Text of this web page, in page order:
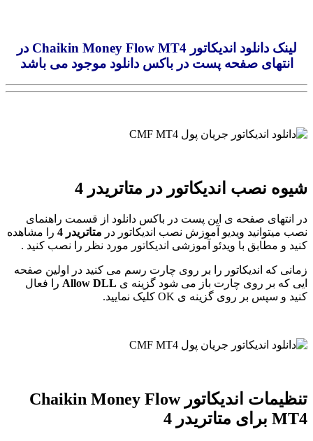
لینک دانلود اندیکاتور Chaikin Money Flow MT4 در
انتهای صفحه پست در باکس دانلود موجود می باشد
شیوه نصب اندیکاتور در متاتریدر 4
در انتهای صفحه ی این پست در باکس دانلود از قسمت راهنمای
نصب میتوانید ویدیو آموزش نصب اندیکاتور در متاتریدر 4
را مشاهده
کنید و مطابق با ویدئو آموزشی اندیکاتور مورد نظر را نصب کنید .
زمانی که اندیکاتور را بر روی چارت رسم می کنید در اولین صفحه
ایی که بر روی چارت باز می شود گزینه ی Allow DLL را فعال
کنید و سپس بر روی گزینه ی OK کلیک نمایید.
تنظیمات اندیکاتور Chaikin Money Flow
MT4 برای متاتریدر 4